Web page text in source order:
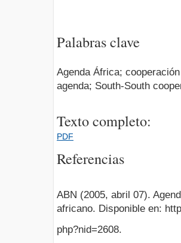
Palabras clave
Agenda África;
agenda; South-South
Texto completo:
PDF
Referencias
ABN (2005, abril 07).
africano. Disponible en:
php?nid=2608.